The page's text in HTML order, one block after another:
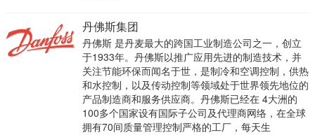
丹佛斯集团
丹佛斯 是丹麦最大的跨国工业制造公司之一，创立
于1933年。丹佛斯以推广应用先进的制造技术，并
关注节能环保而闻名于世，是制冷和空调控制，供热
和水控制，以及传动控制等领域处于世界领先地位的
产品制造商和服务供应商。丹佛斯已经在 4大洲的
100多个国家设有国际子公司及代理商网络，在全球
拥有70间质量管理控制严格的工厂，每天生